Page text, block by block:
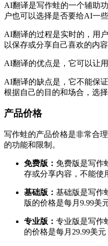
AI翻译是写作蛙的一个辅助
户也可以选择是否要给AI一
AI翻译的过程是实时的，用
以保存或分享自己喜欢的内容
AI翻译的优点是，它可以让
AI翻译的缺点是，它不能保
根据自己的目的和场合，选
产品价格
写作蛙的产品价格是非常合
的功能和限制。
免费版： 免费版是写作
存或分享内容，不能使
基础版： 基础版是写作
版的价格是每月9.99美
专业版： 专业版是写作
的价格是每月29.99美